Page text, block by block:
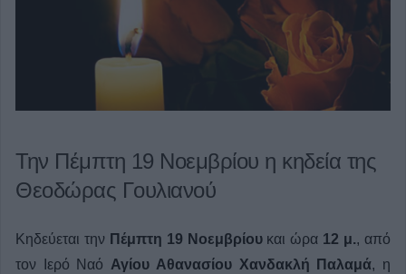
Την Πέμπτη 19 Νοεμβρίου η κηδεία της
Θεοδώρας Γουλιανού
Κηδεύεται την Πέμπτη 19 Νοεμβρίουκαι ώρα 12 μ., από
τον Ιερό Ναό Αγίου Αθανασίου Χανδακλή Παλαμά, η